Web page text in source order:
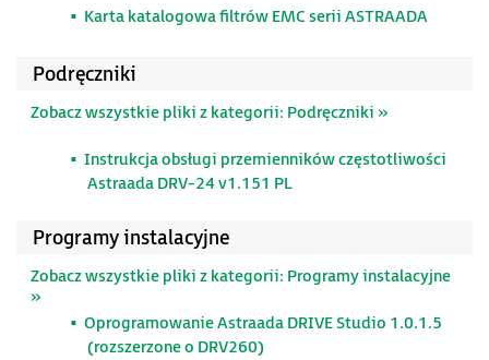
Karta katalogowa filtrów EMC serii ASTRAADA
Podręczniki
Zobacz wszystkie pliki z kategorii: Podręczniki »
Instrukcja obsługi przemienników częstotliwości
Astraada DRV-24 v1.151 PL
Programy instalacyjne
Zobacz wszystkie pliki z kategorii: Programy instalacyjne
»
Oprogramowanie Astraada DRIVE Studio 1.0.1.5
(rozszerzone o DRV260)